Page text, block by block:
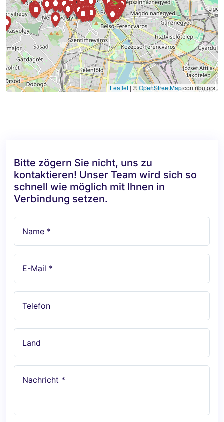
Leaflet | ©OpenStreetMapcontributors
Bitte zögern Sie nicht, uns zu
kontaktieren! Unser Team wird sich so
schnell wie möglich mit Ihnen in
Verbindung setzen.
Name *
E-Mail *
Telefon
Land
Nachricht *